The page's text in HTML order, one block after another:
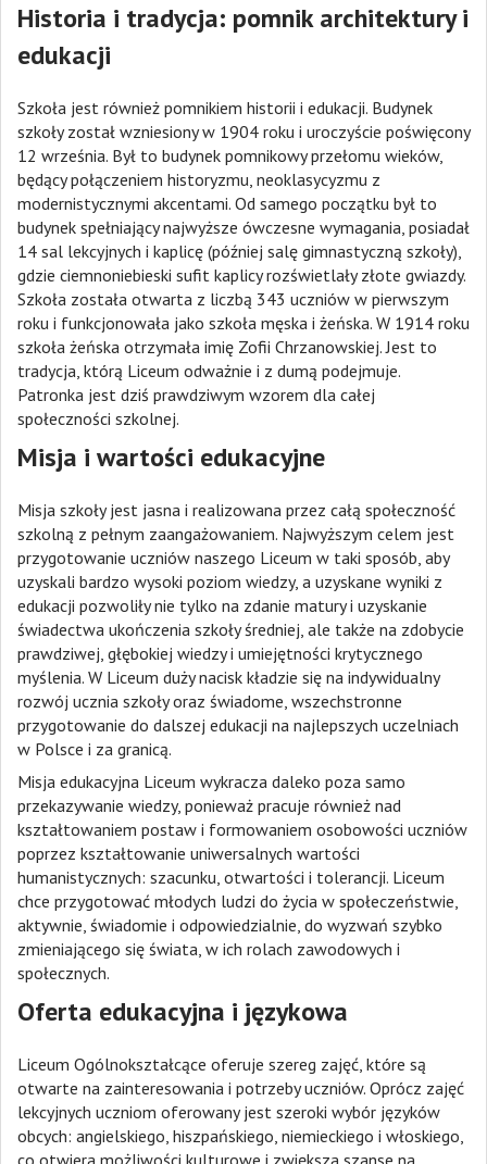
Historia i tradycja: pomnik architektury i
edukacji
Szkoła jest również pomnikiem historii i edukacji. Budynek
szkoły został wzniesiony w 1904 roku i uroczyście poświęcony
12 września. Był to budynek pomnikowy przełomu wieków,
będący połączeniem historyzmu, neoklasycyzmu z
modernistycznymi akcentami. Od samego początku był to
budynek spełniający najwyższe ówczesne wymagania, posiadał
14 sal lekcyjnych i kaplicę (później salę gimnastyczną szkoły),
gdzie ciemnoniebieski sufit kaplicy rozświetlały złote gwiazdy.
Szkoła została otwarta z liczbą 343 uczniów w pierwszym
roku i funkcjonowała jako szkoła męska i żeńska. W 1914 roku
szkoła żeńska otrzymała imię Zofii Chrzanowskiej. Jest to
tradycja, którą Liceum odważnie i z dumą podejmuje.
Patronka jest dziś prawdziwym wzorem dla całej
społeczności szkolnej.
Misja i wartości edukacyjne
Misja szkoły jest jasna i realizowana przez całą społeczność
szkolną z pełnym zaangażowaniem. Najwyższym celem jest
przygotowanie uczniów naszego Liceum w taki sposób, aby
uzyskali bardzo wysoki poziom wiedzy, a uzyskane wyniki z
edukacji pozwoliły nie tylko na zdanie matury i uzyskanie
świadectwa ukończenia szkoły średniej, ale także na zdobycie
prawdziwej, głębokiej wiedzy i umiejętności krytycznego
myślenia. W Liceum duży nacisk kładzie się na indywidualny
rozwój ucznia szkoły oraz świadome, wszechstronne
przygotowanie do dalszej edukacji na najlepszych uczelniach
w Polsce i za granicą.
Misja edukacyjna Liceum wykracza daleko poza samo
przekazywanie wiedzy, ponieważ pracuje również nad
kształtowaniem postaw i formowaniem osobowości uczniów
poprzez kształtowanie uniwersalnych wartości
humanistycznych: szacunku, otwartości i tolerancji. Liceum
chce przygotować młodych ludzi do życia w społeczeństwie,
aktywnie, świadomie i odpowiedzialnie, do wyzwań szybko
zmieniającego się świata, w ich rolach zawodowych i
społecznych.
Oferta edukacyjna i językowa
Liceum Ogólnokształcące oferuje szereg zajęć, które są
otwarte na zainteresowania i potrzeby uczniów. Oprócz zajęć
lekcyjnych uczniom oferowany jest szeroki wybór języków
obcych: angielskiego, hiszpańskiego, niemieckiego i włoskiego,